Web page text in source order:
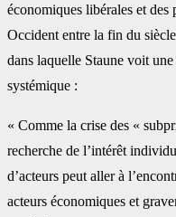
économiques libérales et
Occident entre la fin du
dans laquelle Staune ‎voit
systémique :
« Comme la crise des «
recherche de l’intérêt
‎d’acteurs peut aller à
acteurs économiques et